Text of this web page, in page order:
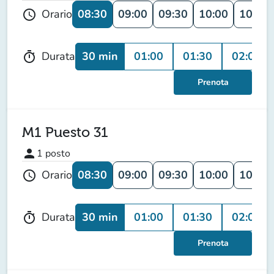
schedule Orario 08:30 09:00 09:30 10:00 10:30
timer Durata 30 min 01:00 01:30 02:00
Prenota
M1 Puesto 31
person 1 posto
schedule Orario 08:30 09:00 09:30 10:00 10:30
timer Durata 30 min 01:00 01:30 02:00
Prenota